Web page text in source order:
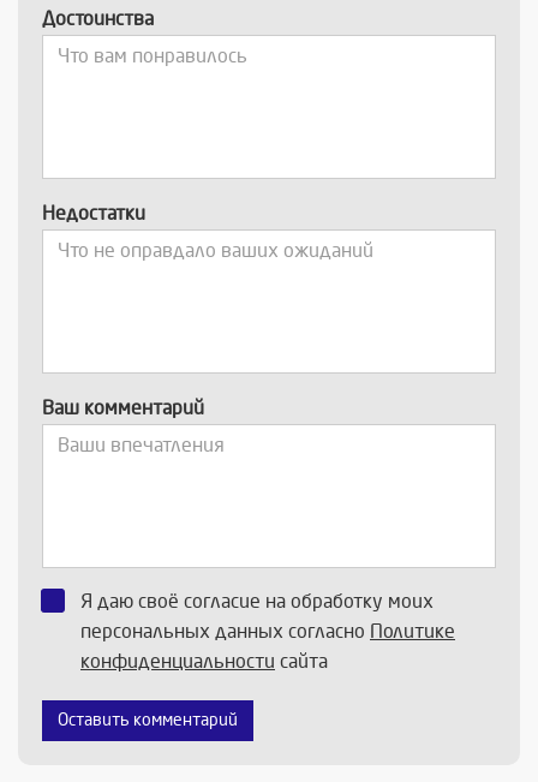
Достоинства
Недостатки
Ваш комментарий
Я даю своё согласие на обработку моих
персональных данных согласно Политике
конфиденциальности сайта
Оставить комментарий